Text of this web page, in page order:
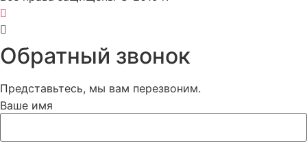
Обратный звонок
Представьтесь, мы вам перезвоним.
Ваше имя